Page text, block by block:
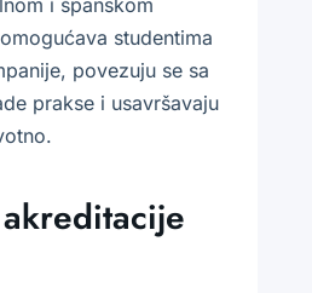
studentima
povezuju se sa
prakse i usavršavaju